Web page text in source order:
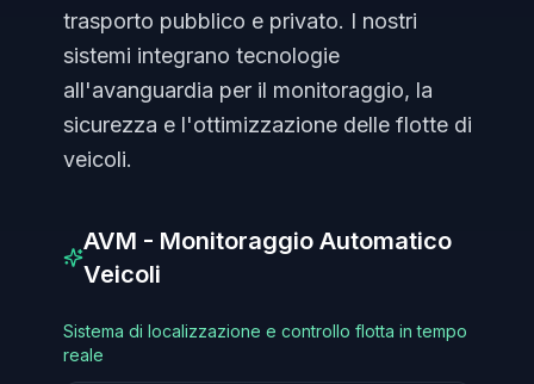
trasporto pubblico e privato. I nostri
sistemi integrano tecnologie
all'avanguardia per il monitoraggio, la
sicurezza e l'ottimizzazione delle flotte di
veicoli.
AVM - Monitoraggio Automatico
Veicoli
Sistema di localizzazione e controllo flotta in tempo
reale